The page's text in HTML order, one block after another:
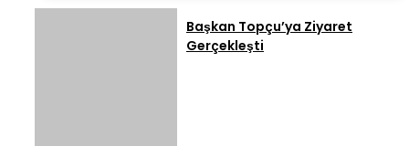
Başkan Topçu’ya Ziyaret
Gerçekleşti